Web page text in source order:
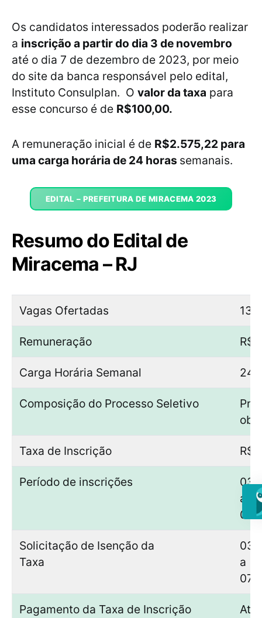
Os candidatos interessados poderão realizar
a inscrição a partir do dia 3 de novembro
até o dia 7 de dezembro de 2023, por meio
do site da banca responsável pelo edital,
Instituto Consulplan. O valor da taxa para
esse concurso é de R$100,00.
A remuneração inicial é de R$2.575,22 para
uma carga horária de 24 horas semanais.
EDITAL – PREFEITURA DE MIRACEMA 2023
Resumo do Edital de
Miracema – RJ
Vagas Ofertadas 13
Remuneração R$
Carga Horária Semanal 24
Composição do Processo Seletivo
Taxa de Inscrição R$
Período de inscrições
03/
a
07/
Solicitação de Isenção da
Taxa
03/
a
07/
Pagamento da Taxa de Inscrição
Até